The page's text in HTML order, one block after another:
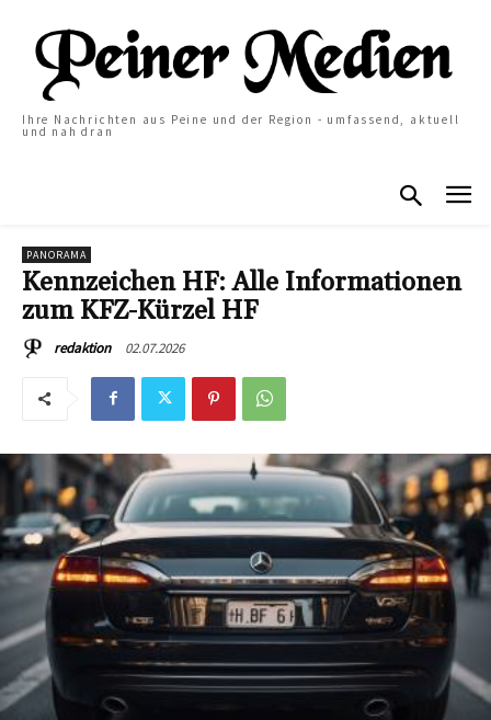
Ihre Nachrichten aus Peine und der Region - umfassend, aktuell
und nah dran
PANORAMA
Kennzeichen HF: Alle Informationen
zum KFZ-Kürzel HF
redaktion 02.07.2026